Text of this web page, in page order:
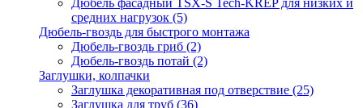
Дюбель фасадный TSX-S Tech-KREP для низких и
средних нагрузок (5)
Дюбель-гвоздь для быстрого монтажа
Дюбель-гвоздь гриб (2)
Дюбель-гвоздь потай (2)
Заглушки, колпачки
Заглушка декоративная под отверствие (25)
Заглушка для труб (36)